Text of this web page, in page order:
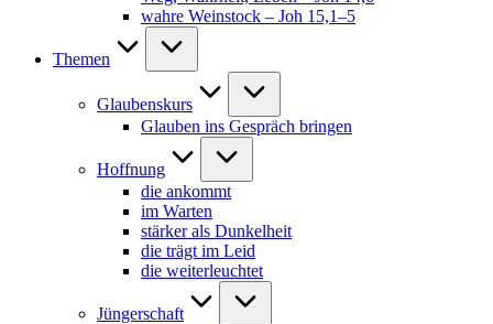
wahre Weinstock – Joh 15,1–5
Themen
Glaubenskurs
Glauben ins Gespräch bringen
Hoffnung
die ankommt
im Warten
stärker als Dunkelheit
die trägt im Leid
die weiterleuchtet
Jüngerschaft